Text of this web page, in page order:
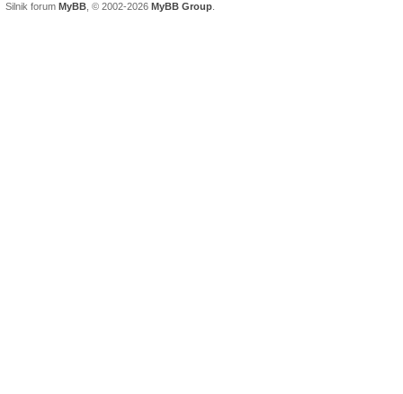
Silnik forum MyBB , © 2002-2026 MyBB Group